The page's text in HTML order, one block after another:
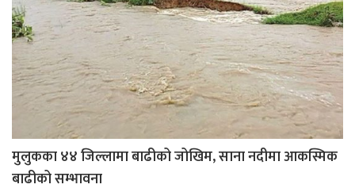
मुलुकका ४४ जिल्लामा बाढीको जोखिम, साना नदीमा आकस्मिक
बाढीको सम्भावना